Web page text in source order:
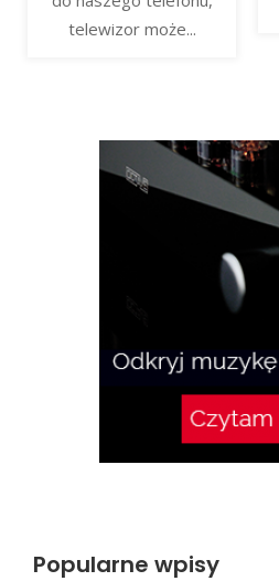
telewizor może...
Popularne wpisy